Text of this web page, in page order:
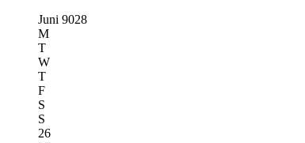
Juni 9028
M
T
W
T
F
S
S
26